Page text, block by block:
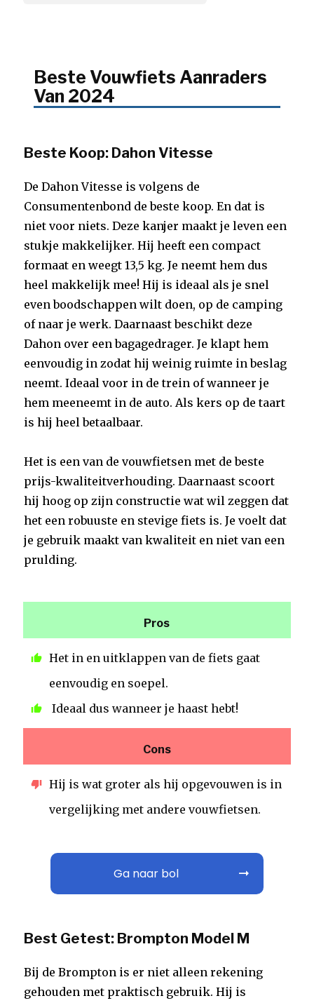
Beste Vouwfiets Aanraders
Van 2024
Beste Koop: Dahon Vitesse
De Dahon Vitesse is volgens de
Consumentenbond de beste koop. En dat is
niet voor niets. Deze kanjer maakt je leven een
stukje makkelijker. Hij heeft een compact
formaat en weegt 13,5 kg. Je neemt hem dus
heel makkelijk mee! Hij is ideaal als je snel
even boodschappen wilt doen, op de camping
of naar je werk. Daarnaast beschikt deze
Dahon over een bagagedrager. Je klapt hem
eenvoudig in zodat hij weinig ruimte in beslag
neemt. Ideaal voor in de trein of wanneer je
hem meeneemt in de auto. Als kers op de taart
is hij heel betaalbaar.
Het is een van de vouwfietsen met de beste
prijs-kwaliteitverhouding. Daarnaast scoort
hij hoog op zijn constructie wat wil zeggen dat
het een robuuste en stevige fiets is. Je voelt dat
je gebruik maakt van kwaliteit en niet van een
prulding.
Pros
Het in en uitklappen van de fiets gaat
eenvoudig en soepel.
Ideaal dus wanneer je haast hebt!
Cons
Hij is wat groter als hij opgevouwen is in
vergelijking met andere vouwfietsen.
Ga naar bol
Best Getest: Brompton Model M
Bij de Brompton is er niet alleen rekening
gehouden met praktisch gebruik. Hij is